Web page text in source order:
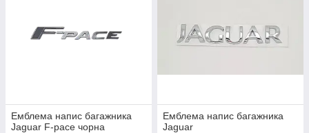
Емблема напис багажника
Jaguar F-pace чорна
Емблема напис багажника
Jaguar